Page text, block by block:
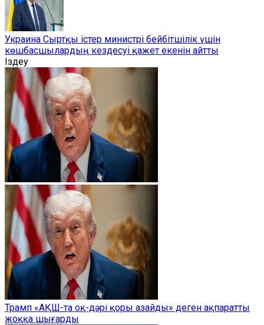
Украина Сыртқы істер министрі бейбітшілік үшін
көшбасшылардың кездесуі қажет екенін айтты
Іздеу
Трамп «АҚШ-та оқ-дәрі қоры азайды» деген ақпаратты
жоққа шығарды